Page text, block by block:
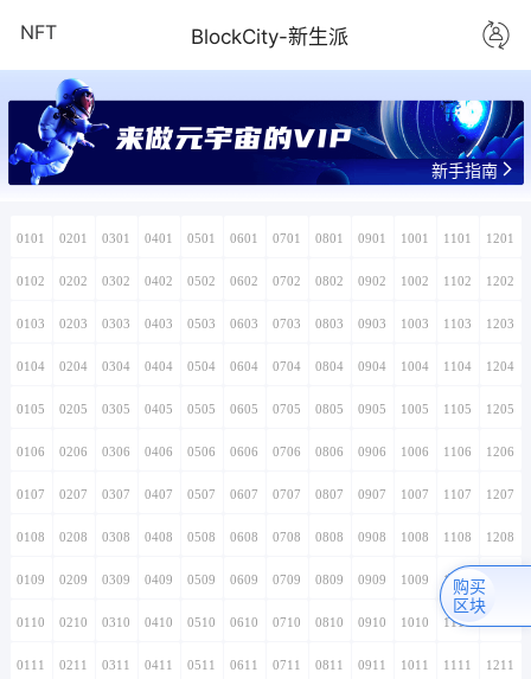
NFT BlockCity-新生派
来做元宇宙的VIP
新手指南
0101 0201 0301 0401 0501 0601 0701 0801 0901 1001 1101 1201
0102 0202 0302 0402 0502 0602 0702 0802 0902 1002 1102 1202
0103 0203 0303 0403 0503 0603 0703 0803 0903 1003 1103 1203
0104 0204 0304 0404 0504 0604 0704 0804 0904 1004 1104 1204
0105 0205 0305 0405 0505 0605 0705 0805 0905 1005 1105 1205
0106 0206 0306 0406 0506 0606 0706 0806 0906 1006 1106 1206
0107 0207 0307 0407 0507 0607 0707 0807 0907 1007 1107 1207
0108 0208 0308 0408 0508 0608 0708 0808 0908 1008 1108 1208
0109 0209 0309 0409 0509 0609 0709 0809 0909 1009 1109
0110 0210 0310 0410 0510 0610 0710 0810 0910 1010 1110
0111 0211 0311 0411 0511 0611 0711 0811 0911 1011 1111 1211
购买
区块